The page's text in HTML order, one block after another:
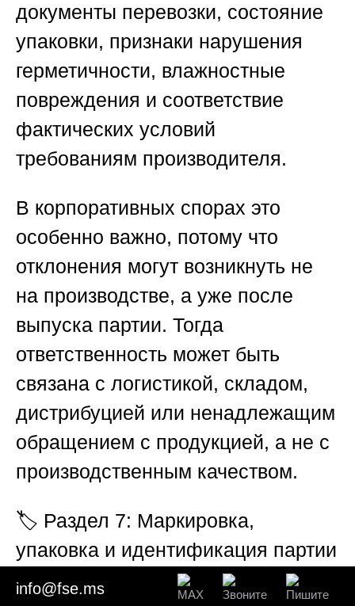
документы перевозки, состояние
упаковки, признаки нарушения
герметичности, влажностные
повреждения и соответствие
фактических условий
требованиям производителя.
В корпоративных спорах это
особенно важно, потому что
отклонения могут возникнуть не
на производстве, а уже после
выпуска партии. Тогда
ответственность может быть
связана с логистикой, складом,
дистрибуцией или ненадлежащим
обращением с продукцией, а не с
производственным качеством.
🏷️ Раздел 7: Маркировка,
упаковка и идентификация партии
Маркировка и упаковка играют
info@fse.ms